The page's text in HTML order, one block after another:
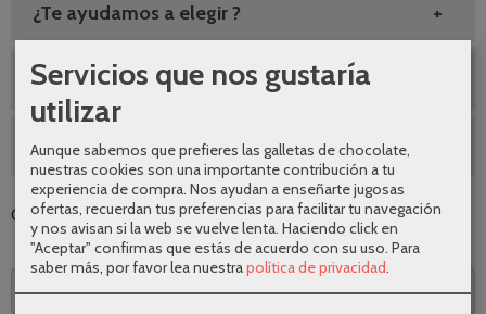
¿Te ayudamos a elegir ?
Envíos gratuitos
SEGUNDAS REBAJAS AGOSTO
Categoría:Frontales de ducha|Tags:|Comentarios
Descripción
Servicios que nos gustaría
utilizar
Aunque sabemos que prefieres las galletas de chocolate,
nuestras cookies son una importante contribución a tu
experiencia de compra. Nos ayudan a enseñarte jugosas
ofertas, recuerdan tus preferencias para facilitar tu navegación
y nos avisan si la web se vuelve lenta. Haciendo click en
"Aceptar" confirmas que estás de acuerdo con su uso. Para
saber más, por favor lea nuestrapolítica de privacidad